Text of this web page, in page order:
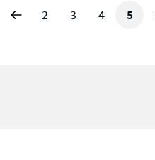
2 3 4 5